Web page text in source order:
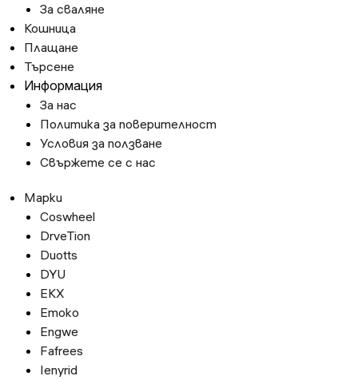
За сваляне
Кошница
Плащане
Търсене
Информация
За нас
Политика за поверителност
Условия за ползване
Свържете се с нас
Марки
Coswheel
DrveTion
Duotts
DYU
EKX
Emoko
Engwe
Fafrees
Ienyrid